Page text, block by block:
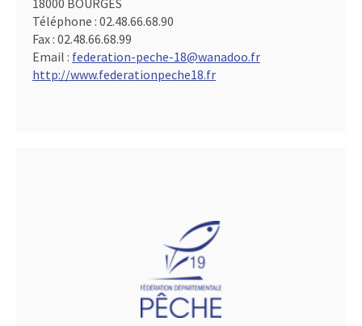
18000 BOURGES
Téléphone : 02.48.66.68.90
Fax : 02.48.66.68.99
Email : federation-peche-18@wanadoo.fr
http://www.federationpeche18.fr